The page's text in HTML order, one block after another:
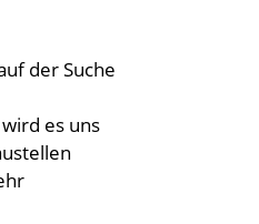
der Suche
es uns